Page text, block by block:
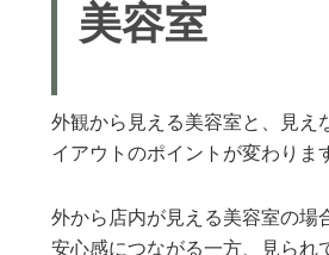
美容室
外観から見える美容室と、見え
イアウトのポイントが変わりま
外から店内が見える美容室の場
安心感につながる一方、見られ